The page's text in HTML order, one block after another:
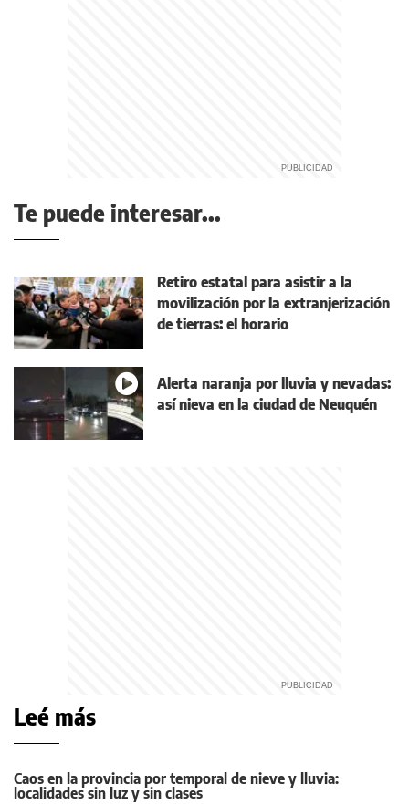
Te puede interesar...
Retiro estatal para asistir a la
movilización por la extranjerización
de tierras: el horario
Alerta naranja por lluvia y nevadas:
así nieva en la ciudad de Neuquén
Leé más
Caos en la provincia por temporal de nieve y lluvia:
localidades sin luz y sin clases